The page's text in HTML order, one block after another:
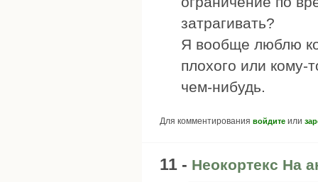
затрагивать?
Я вообще люблю
плохого или
чем-нибудь.
Для комментирования войдите или
11 - Неокортекс На